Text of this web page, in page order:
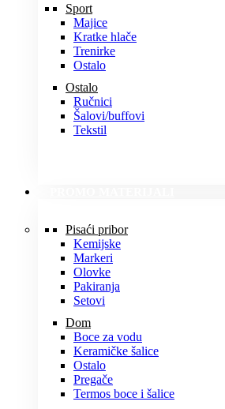
Sport
Majice
Kratke hlače
Trenirke
Ostalo
Ostalo
Ručnici
Šalovi/buffovi
Tekstil
Pisaći pribor
Kemijske
Markeri
Olovke
Pakiranja
Setovi
Dom
Boce za vodu
Keramičke šalice
Ostalo
Pregače
Termos boce i šalice